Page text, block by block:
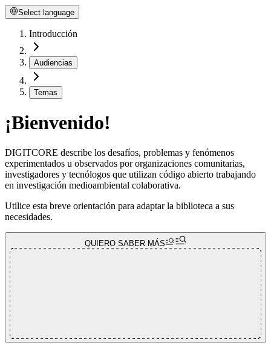
Select language
Introducción
Audiencias
Temas
¡Bienvenido!
DIGITCORE describe los desafíos, problemas y fenómenos
experimentados u observados por organizaciones comunitarias,
investigadores y tecnólogos que utilizan código abierto trabajando
en investigación medioambiental colaborativa.
Utilice esta breve orientación para adaptar la biblioteca a sus
necesidades.
QUIERO SABER MÁS